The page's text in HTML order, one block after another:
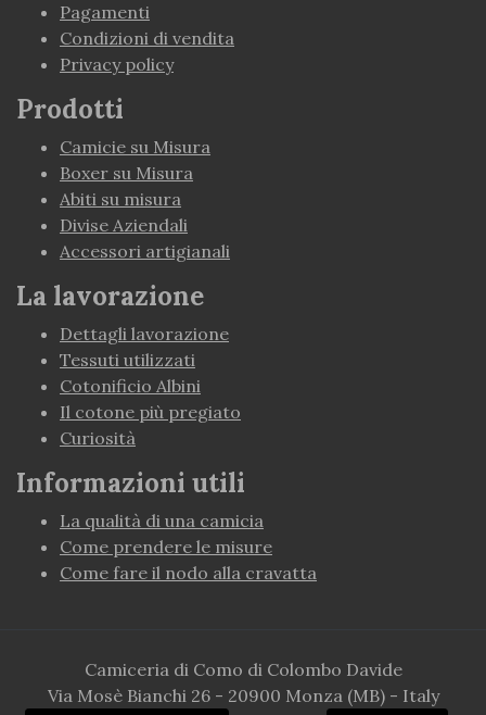
Pagamenti
Condizioni di vendita
Privacy policy
Prodotti
Camicie su Misura
Boxer su Misura
Abiti su misura
Divise Aziendali
Accessori artigianali
La lavorazione
Dettagli lavorazione
Tessuti utilizzati
Cotonificio Albini
Il cotone più pregiato
Curiosità
Informazioni utili
La qualità di una camicia
Come prendere le misure
Come fare il nodo alla cravatta
Camiceria di Como di Colombo Davide
Via Mosè Bianchi 26 - 20900 Monza (MB) - Italy